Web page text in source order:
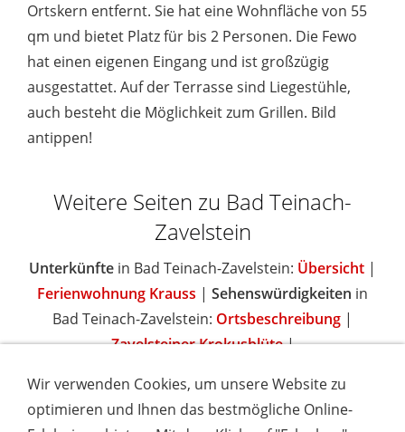
Ortskern entfernt. Sie hat eine Wohnfläche von 55
qm und bietet Platz für bis 2 Personen. Die Fewo
hat einen eigenen Eingang und ist großzügig
ausgestattet. Auf der Terrasse sind Liegestühle,
auch besteht die Möglichkeit zum Grillen. Bild
antippen!
Weitere Seiten zu Bad Teinach-
Zavelstein
Unterkünfte in Bad Teinach-Zavelstein: Übersicht |
Ferienwohnung Krauss | Sehenswürdigkeiten in
Bad Teinach-Zavelstein: Ortsbeschreibung |
Zavelsteiner Krokusblüte|
Wir verwenden Cookies, um unsere Website zu
optimieren und Ihnen das bestmögliche Online-